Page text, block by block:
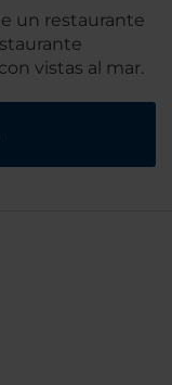
un restaurante
vistas al mar.